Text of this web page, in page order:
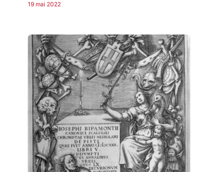
19 mai 2022